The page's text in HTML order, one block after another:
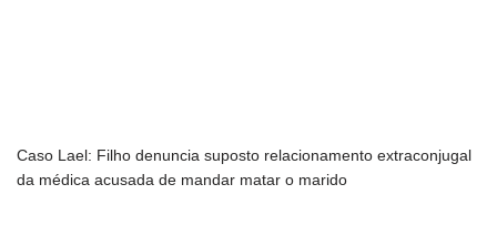
Caso Lael: Filho denuncia suposto relacionamento extraconjugal
da médica acusada de mandar matar o marido